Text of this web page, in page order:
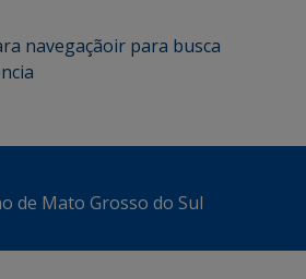
navegaçãoir para busca
de Mato Grosso do Sul